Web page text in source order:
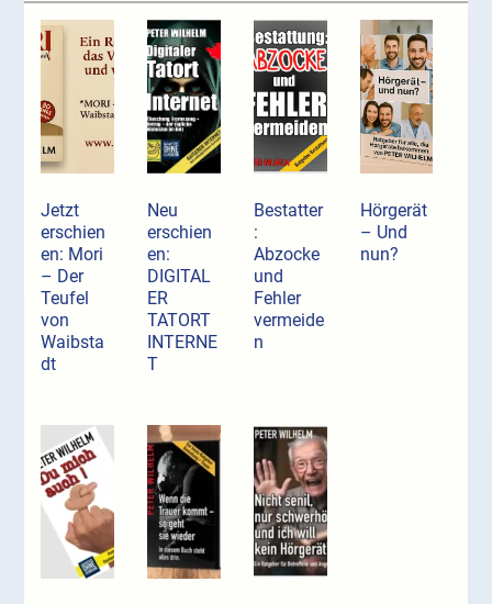
Jetzt
erschien
en: Mori
– Der
Teufel
von
Waibsta
dt
Neu
erschien
en:
DIGITAL
ER
TATORT
INTERNE
T
Bestatter
:
Abzocke
und
Fehler
vermeide
n
Hörgerät
– Und
nun?